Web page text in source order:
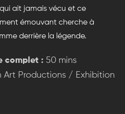
ait jamais vécu et ce
émouvant cherche à
derrière la légende.
complet : 50 mins
Art Productions / Exhibition